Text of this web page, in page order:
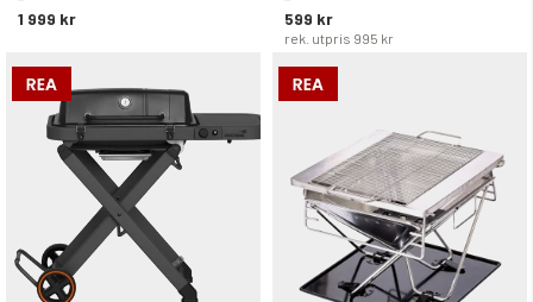
1 999 kr 599 kr
rek. utpris 995 kr